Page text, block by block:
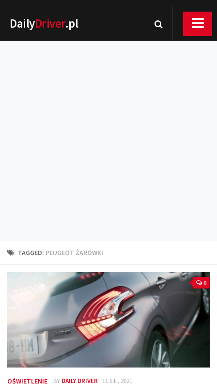
DailyDriver.pl
Technika jazdy
Przelicznik mocy
Auto z niemiec
Galerie
TAGGED: PEUGEOT ŻARÓWKI
0
OŚWIETLENIE · BY DAILY DRIVER · 11 SIE, 2021